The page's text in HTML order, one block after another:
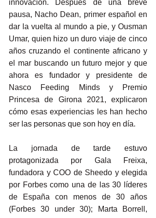
innovación. Después de una breve
pausa, Nacho Dean, primer español en
dar la vuelta al mundo a pie, y Ousman
Umar, quien hizo un duro viaje de cinco
años cruzando el continente africano y
el mar buscando un futuro mejor y que
ahora es fundador y presidente de
Nasco Feeding Minds y Premio
Princesa de Girona 2021, explicaron
cómo esas experiencias les han hecho
ser las personas que son hoy en día.
La jornada de tarde estuvo
protagonizada por Gala Freixa,
fundadora y COO de Sheedo y elegida
por Forbes como una de las 30 líderes
de España con menos de 30 años
(Forbes 30 under 30); Marta Borrell,